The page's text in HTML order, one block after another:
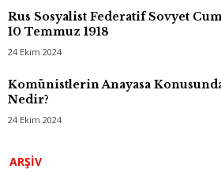
Rus Sosyalist Federatif Sovyet
10 Temmuz 1918
24 Ekim 2024
Komünistlerin Anayasa
Nedir?
24 Ekim 2024
ARŞIV